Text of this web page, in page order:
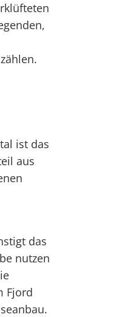
ist das
aus
das
nutzen
Fjord